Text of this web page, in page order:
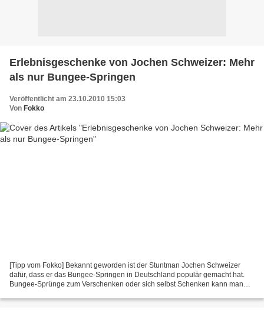
Erlebnisgeschenke von Jochen Schweizer: Mehr
als nur Bungee-Springen
Veröffentlicht am 23.10.2010 15:03
Von Fokko
[Tipp vom Fokko] Bekannt geworden ist der Stuntman Jochen Schweizer
dafür, dass er das Bungee-Springen in Deutschland populär gemacht hat.
Bungee-Sprünge zum Verschenken oder sich selbst Schenken kann man